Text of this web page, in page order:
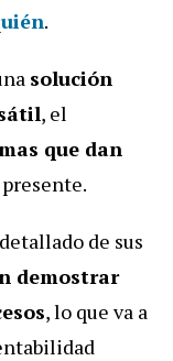
.
solución
, el
que dan
de sus
demostrar
, lo que va a